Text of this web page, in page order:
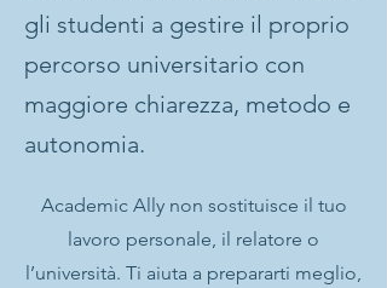
gli studenti a gestire il proprio
percorso universitario con
maggiore chiarezza, metodo e
autonomia.
Academic Ally non sostituisce il tuo
lavoro personale, il relatore o
l’università. Ti aiuta a prepararti meglio,